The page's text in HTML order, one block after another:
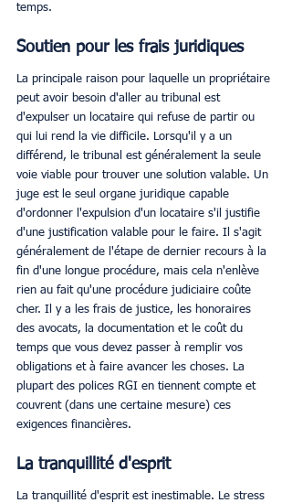
temps.
Soutien pour les frais juridiques
La principale raison pour laquelle un propriétaire
peut avoir besoin d'aller au tribunal est
d'expulser un locataire qui refuse de partir ou
qui lui rend la vie difficile. Lorsqu'il y a un
différend, le tribunal est généralement la seule
voie viable pour trouver une solution valable. Un
juge est le seul organe juridique capable
d'ordonner l'expulsion d'un locataire s'il justifie
d'une justification valable pour le faire. Il s'agit
généralement de l'étape de dernier recours à la
fin d'une longue procédure, mais cela n'enlève
rien au fait qu'une procédure judiciaire coûte
cher. Il y a les frais de justice, les honoraires
des avocats, la documentation et le coût du
temps que vous devez passer à remplir vos
obligations et à faire avancer les choses. La
plupart des polices RGI en tiennent compte et
couvrent (dans une certaine mesure) ces
exigences financières.
La tranquillité d'esprit
La tranquillité d'esprit est inestimable. Le stress